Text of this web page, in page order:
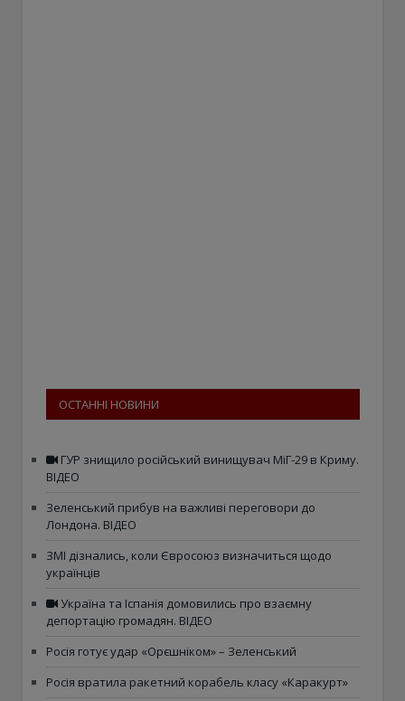
ОСТАННІ НОВИНИ
ГУР знищило російський винищувач МіГ-29 в Криму.
ВІДЕО
Зеленський прибув на важливі переговори до
Лондона. ВІДЕО
ЗМІ дізнались, коли Євросоюз визначиться щодо
українців
Україна та Іспанія домовились про взаємну
депортацію громадян. ВІДЕО
Росія готує удар «Орєшніком» – Зеленський
Росія вратила ракетний корабель класу «Каракурт»